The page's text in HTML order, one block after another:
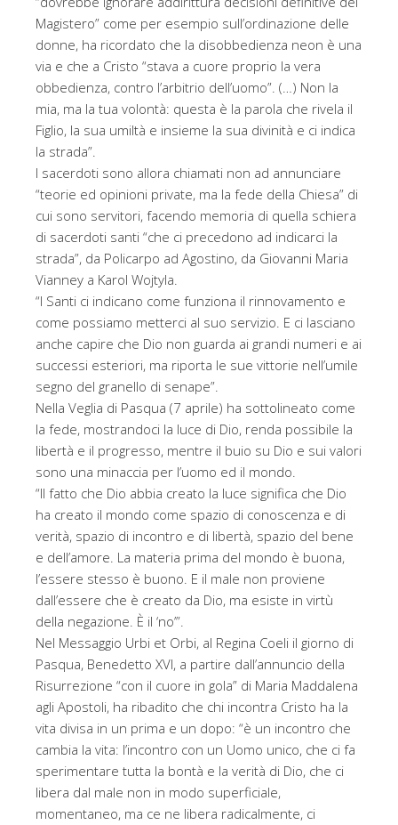
Magistero” come per esempio sull’ordinazione delle
donne, ha ricordato che la disobbedienza neon è una
via e che a Cristo “stava a cuore proprio la vera
obbedienza, contro l’arbitrio dell’uomo”. (…) Non la
mia, ma la tua volontà: questa è la parola che rivela il
Figlio, la sua umiltà e insieme la sua divinità e ci indica
la strada”.
I sacerdoti sono allora chiamati non ad annunciare
“teorie ed opinioni private, ma la fede della Chiesa” di
cui sono servitori, facendo memoria di quella schiera
di sacerdoti santi “che ci precedono ad indicarci la
strada”, da Policarpo ad Agostino, da Giovanni Maria
Vianney a Karol Wojtyla.
“I Santi ci indicano come funziona il rinnovamento e
come possiamo metterci al suo servizio. E ci lasciano
anche capire che Dio non guarda ai grandi numeri e ai
successi esteriori, ma riporta le sue vittorie nell’umile
segno del granello di senape”.
Nella Veglia di Pasqua (7 aprile) ha sottolineato come
la fede, mostrandoci la luce di Dio, renda possibile la
libertà e il progresso, mentre il buio su Dio e sui valori
sono una minaccia per l’uomo ed il mondo.
“Il fatto che Dio abbia creato la luce significa che Dio
ha creato il mondo come spazio di conoscenza e di
verità, spazio di incontro e di libertà, spazio del bene
e dell’amore. La materia prima del mondo è buona,
l’essere stesso è buono. E il male non proviene
dall’essere che è creato da Dio, ma esiste in virtù
della negazione. È il ‘no’”.
Nel Messaggio Urbi et Orbi, al Regina Coeli il giorno di
Pasqua, Benedetto XVI, a partire dall’annuncio della
Risurrezione “con il cuore in gola” di Maria Maddalena
agli Apostoli, ha ribadito che chi incontra Cristo ha la
vita divisa in un prima e un dopo: “è un incontro che
cambia la vita: l’incontro con un Uomo unico, che ci fa
sperimentare tutta la bontà e la verità di Dio, che ci
libera dal male non in modo superficiale,
momentaneo, ma ce ne libera radicalmente, ci